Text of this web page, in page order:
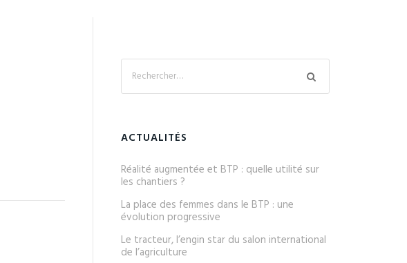
ACTUALITÉS
Réalité augmentée et BTP : quelle utilité sur
les chantiers ?
La place des femmes dans le BTP : une
évolution progressive
Le tracteur, l’engin star du salon international
de l’agriculture